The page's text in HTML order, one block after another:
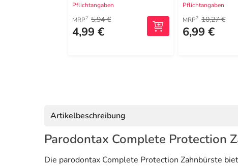
Pflichtangaben
MRP2 5,94 €
4,99 €
Pflichtangaben
MRP2 10,27 €
6,99 €
Artikelbeschreibung
Parodontax Complete Protection
Die parodontax Complete Protection Zahnbürste